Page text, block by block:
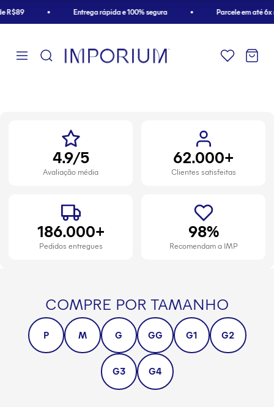
Entrega rápida e 100% segura Parcele em até 6x
4.9/5
Avaliação média
62.000+
Clientes satisfeitas
186.000+
Pedidos entregues
98%
Recomendam a IMP
COMPRE POR TAMANHO
P M G GG G1 G2
G3 G4